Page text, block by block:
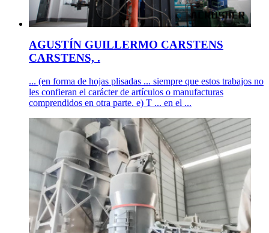
AGUSTÍN GUILLERMO CARSTENS
CARSTENS, .
... (en forma de hojas plisadas ... siempre que estos trabajos no
les confieran el carácter de artículos o manufacturas
comprendidos en otra parte. e) T ... en el ...